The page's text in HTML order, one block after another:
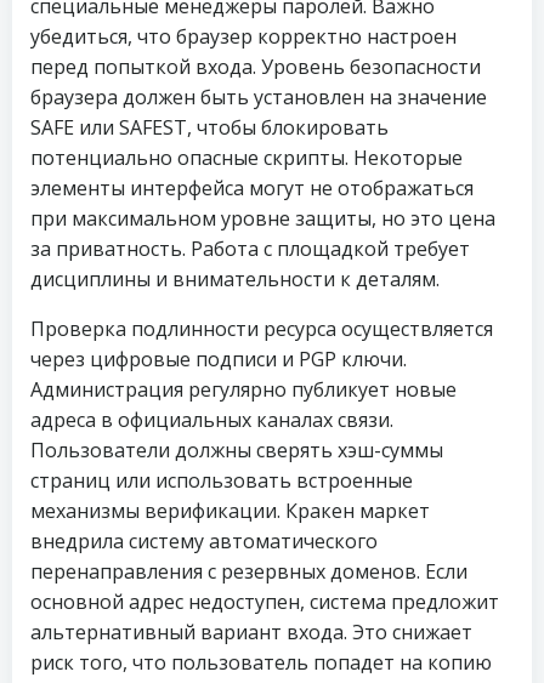
специальные менеджеры паролей. Важно
убедиться, что браузер корректно настроен
перед попыткой входа. Уровень безопасности
браузера должен быть установлен на значение
SAFE или SAFEST, чтобы блокировать
потенциально опасные скрипты. Некоторые
элементы интерфейса могут не отображаться
при максимальном уровне защиты, но это цена
за приватность. Работа с площадкой требует
дисциплины и внимательности к деталям.
Проверка подлинности ресурса осуществляется
через цифровые подписи и PGP ключи.
Администрация регулярно публикует новые
адреса в официальных каналах связи.
Пользователи должны сверять хэш-суммы
страниц или использовать встроенные
механизмы верификации. Кракен маркет
внедрила систему автоматического
перенаправления с резервных доменов. Если
основной адрес недоступен, система предложит
альтернативный вариант входа. Это снижает
риск того, что пользователь попадет на копию